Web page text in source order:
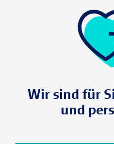
Wir sind für
und